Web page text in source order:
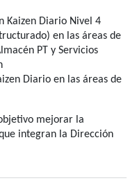
Kaizen Diario Nivel 4
en las áreas de
PT y Servicios
Diario en las áreas de
mejorar la
integran la Dirección